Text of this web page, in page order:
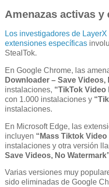
Amenazas activas y
Los investigadores de
extensiones específicas
StealTok.
En Google Chrome, las
Downloader – Save Videos,
instalaciones, “TikTok Video
con 1.000 instalaciones y
instalaciones.
En Microsoft Edge, las
incluyen “Mass Tiktok
instalaciones y otra versión
Save Videos, No
Varias versiones muy
sido eliminadas de Google